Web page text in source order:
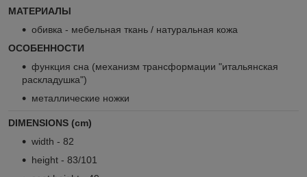
МАТЕРИАЛЫ
обивка - мебельная ткань / натуральная кожа
ОСОБЕННОСТИ
функция сна (механизм трансформации "итальянская
раскладушка")
металлические ножки
DIMENSIONS (cm)
width - 82
height - 83/101